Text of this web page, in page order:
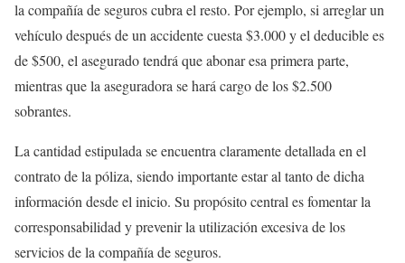
la compañía de seguros cubra el resto. Por ejemplo, si arreglar un
vehículo después de un accidente cuesta $3.000 y el deducible es
de $500, el asegurado tendrá que abonar esa primera parte,
mientras que la aseguradora se hará cargo de los $2.500
sobrantes.
La cantidad estipulada se encuentra claramente detallada en el
contrato de la póliza, siendo importante estar al tanto de dicha
información desde el inicio. Su propósito central es fomentar la
corresponsabilidad y prevenir la utilización excesiva de los
servicios de la compañía de seguros.